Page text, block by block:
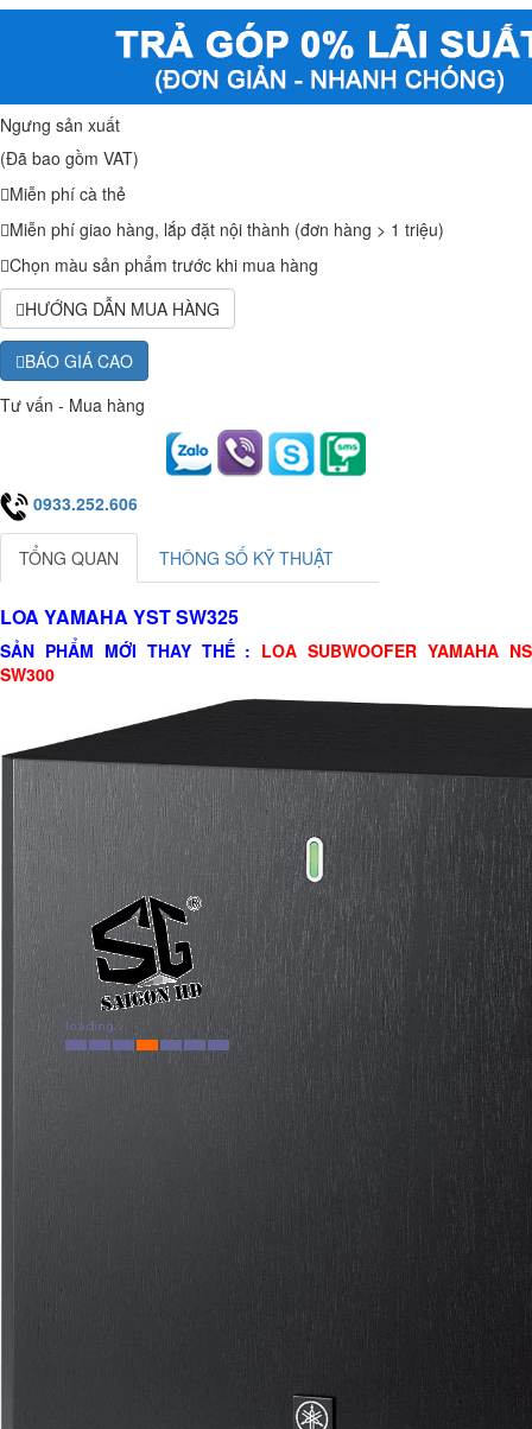
Ngưng sản xuất
(Đã bao gồm VAT)
Miễn phí cà thẻ
Miễn phí giao hàng, lắp đặt nội thành (đơn hàng > 1 triệu)
Chọn màu sản phẩm trước khi mua hàng
HƯỚNG DẪN MUA HÀNG
BÁO GIÁ CAO
Tư vấn - Mua hàng
0933.252.606
TỔNG QUAN THÔNG SỐ KỸ THUẬT
LOA YAMAHA YST SW325
SẢN PHẨM MỚI THAY THẾ : LOA SUBWOOFER YAMAHA NS
SW300